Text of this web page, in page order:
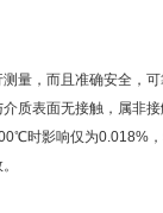
量，而且准确安全，
质表面无接触，属非
时影响仅为0.018%